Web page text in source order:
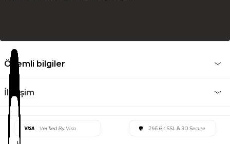
Önemli bilgiler
İletişim